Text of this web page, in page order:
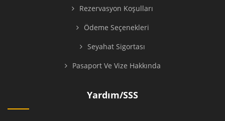
Rezervasyon Koşulları
Ödeme Seçenekleri
Seyahat Sigortası
Pasaport Ve Vize Hakkında
Yardım/SSS